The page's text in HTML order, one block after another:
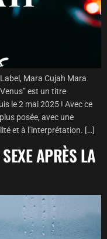
Mara Cujah Mara
est un titre
le 2 mai 2025 ! Avec ce
posée, avec une
et à l’interprétation. […]
APRÈS LA